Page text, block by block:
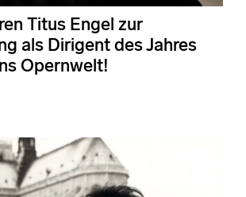
Titus Engel zur
als Dirigent des Jahres
Opernwelt!